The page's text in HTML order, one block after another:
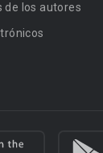
de los autores